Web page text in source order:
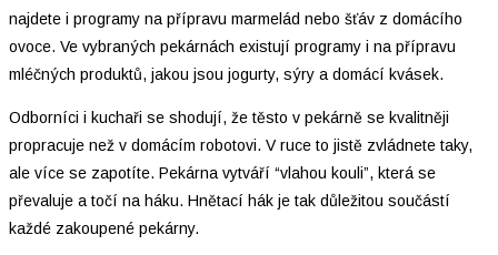
najdete i programy na přípravu marmelád nebo šťáv z domácího
ovoce. Ve vybraných pekárnách existují programy i na přípravu
mléčných produktů, jakou jsou jogurty, sýry a domácí kvásek.
Odborníci i kuchaři se shodují, že těsto v pekárně se kvalitněji
propracuje než v domácím robotovi. V ruce to jistě zvládnete taky,
ale více se zapotíte. Pekárna vytváří “vlahou kouli”, která se
převaluje a točí na háku. Hnětací hák je tak důležitou součástí
každé zakoupené pekárny.